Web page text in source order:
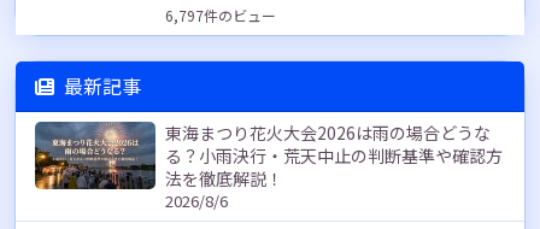
6,797件のビュー
最新記事
東海まつり花火大会2026は雨の場合どうな
る？小雨決行・荒天中止の判断基準や確認方
法を徹底解説！
2026/8/6